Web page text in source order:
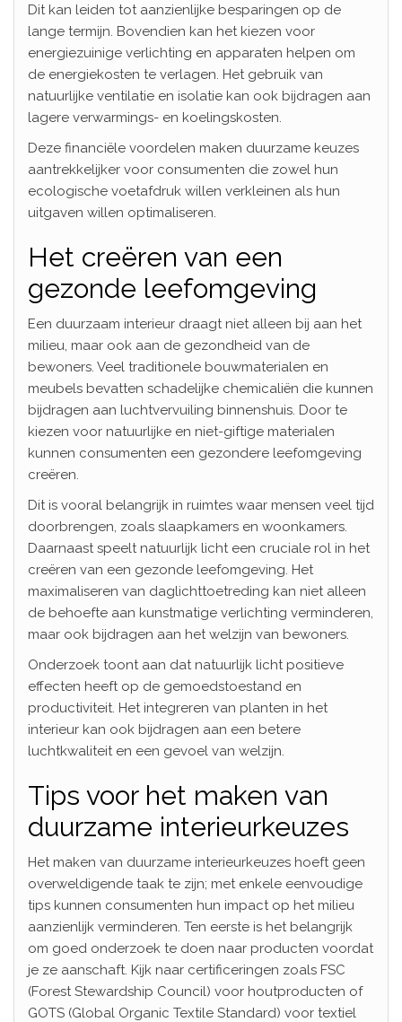
Dit kan leiden tot aanzienlijke besparingen op de
lange termijn. Bovendien kan het kiezen voor
energiezuinige verlichting en apparaten helpen om
de energiekosten te verlagen. Het gebruik van
natuurlijke ventilatie en isolatie kan ook bijdragen aan
lagere verwarmings- en koelingskosten.
Deze financiële voordelen maken duurzame keuzes
aantrekkelijker voor consumenten die zowel hun
ecologische voetafdruk willen verkleinen als hun
uitgaven willen optimaliseren.
Het creëren van een
gezonde leefomgeving
Een duurzaam interieur draagt niet alleen bij aan het
milieu, maar ook aan de gezondheid van de
bewoners. Veel traditionele bouwmaterialen en
meubels bevatten schadelijke chemicaliën die kunnen
bijdragen aan luchtvervuiling binnenshuis. Door te
kiezen voor natuurlijke en niet-giftige materialen
kunnen consumenten een gezondere leefomgeving
creëren.
Dit is vooral belangrijk in ruimtes waar mensen veel tijd
doorbrengen, zoals slaapkamers en woonkamers.
Daarnaast speelt natuurlijk licht een cruciale rol in het
creëren van een gezonde leefomgeving. Het
maximaliseren van daglichttoetreding kan niet alleen
de behoefte aan kunstmatige verlichting verminderen,
maar ook bijdragen aan het welzijn van bewoners.
Onderzoek toont aan dat natuurlijk licht positieve
effecten heeft op de gemoedstoestand en
productiviteit. Het integreren van planten in het
interieur kan ook bijdragen aan een betere
luchtkwaliteit en een gevoel van welzijn.
Tips voor het maken van
duurzame interieurkeuzes
Het maken van duurzame interieurkeuzes hoeft geen
overweldigende taak te zijn; met enkele eenvoudige
tips kunnen consumenten hun impact op het milieu
aanzienlijk verminderen. Ten eerste is het belangrijk
om goed onderzoek te doen naar producten voordat
je ze aanschaft. Kijk naar certificeringen zoals FSC
(Forest Stewardship Council) voor houtproducten of
GOTS (Global Organic Textile Standard) voor textiel